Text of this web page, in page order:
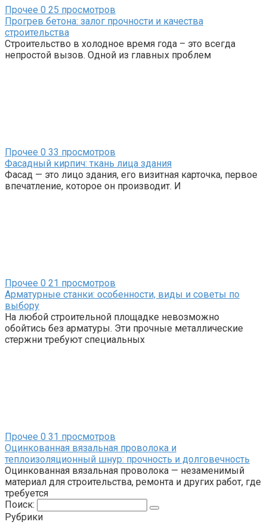
Прочее 0 25 просмотров
Прогрев бетона: залог прочности и качества
строительства
Строительство в холодное время года – это всегда
непростой вызов. Одной из главных проблем
Прочее 0 33 просмотров
Фасадный кирпич: ткань лица здания
Фасад — это лицо здания, его визитная карточка, первое
впечатление, которое он производит. И
Прочее 0 21 просмотров
Арматурные станки: особенности, виды и советы по
выбору
На любой строительной площадке невозможно
обойтись без арматуры. Эти прочные металлические
стержни требуют специальных
Прочее 0 31 просмотров
Оцинкованная вязальная проволока и
теплоизоляционный шнур: прочность и долговечность
Оцинкованная вязальная проволока — незаменимый
материал для строительства, ремонта и других работ, где
требуется
Поиск:
Рубрики